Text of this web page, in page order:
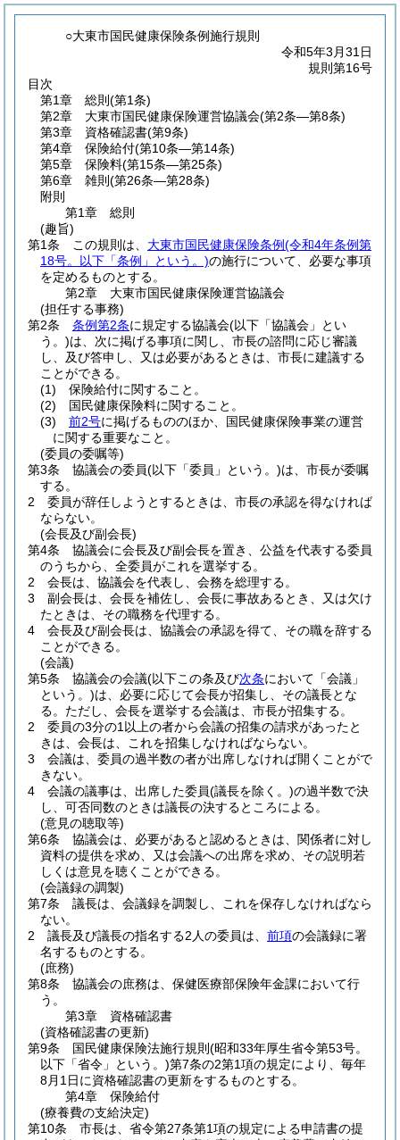
○大東市国民健康保険条例施行規則
令和5年3月31日
規則第16号
目次
第1章
総則 (第1条)
第2章
大東市国民健康保険運営協議会(第2条―第8条)
第3章
資格確認書(第9条)
第4章
保険給付(第10条―第14条)
第5章
保険料(第15条―第25条)
第6章
雑則 (第26条―第28条)
附則
第1章
総則
(趣旨)
第1条
この規則は、 大東市国民健康保険条例(令和4年条例第
18号。以下「条例」という。)の施行について、必要な事項
を定めるものとする。
第2章
大東市国民健康保険運営協議会
(担任する事務)
第2条
条例第2条に規定する協議会(以下「協議会」とい
う。)は、次に掲げる事項に関し、市長の諮問に応じ審議
し、及び答申し、又は必要があるときは、市長に建議する
ことができる。
(1)
保険給付に関すること。
(2)
国民健康保険料に関すること。
(3)
前2号に掲げるもののほか、国民健康保険事業の運営
に関する重要なこと。
(委員の委嘱等)
第3条
協議会の委員(以下「委員」という。)は、市長が委嘱
する。
2
委員が辞任しようとするときは、市長の承認を得なければ
ならない。
(会長及び副会長)
第4条
協議会に会長及び副会長を置き、公益を代表する委員
のうちから、全委員がこれを選挙する。
2
会長は、協議会を代表し、会務を総理する。
3
副会長は、会長を補佐し、会長に事故あるとき、又は欠け
たときは、その職務を代理する。
4
会長及び副会長は、協議会の承認を得て、その職を辞する
ことができる。
(会議)
第5条
協議会の会議(以下この条及び次条において「会議」
という。)は、必要に応じて会長が招集し、その議長とな
る。 ただし、会長を選挙する会議は、市長が招集する。
2
委員の3分の1以上の者から会議の招集の請求があったと
きは、会長は、これを招集しなければならない。
3
会議は、委員の過半数の者が出席しなければ開くことがで
きない。
4
会議の議事は、出席した委員(議長を除く。)の過半数で決
し、可否同数のときは議長の決するところによる。
(意見の聴取等)
第6条
協議会は、必要があると認めるときは、関係者に対し
資料の提供を求め、又は会議への出席を求め、その説明若
しくは意見を聴くことができる。
(会議録の調製)
第7条
議長は、会議録を調製し、これを保存しなければなら
ない。
2
議長及び議長の指名する2人の委員は、 前項の会議録に署
名するものとする。
(庶務)
第8条
協議会の庶務は、保健医療部保険年金課において行
う。
第3章
資格確認書
(資格確認書の更新)
第9条
国民健康保険法施行規則 (昭和33年厚生省令第53号。
以下「省令」という。)第7条の2第1項の規定により、毎年
8月1日に資格確認書の更新をするものとする。
第4章
保険給付
(療養費の支給決定)
第10条
市長は、省令第27条第1項の規定による申請書の提